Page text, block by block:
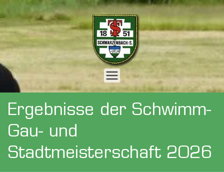
Inhalt
springen
Webseite
der
aft 1851 e.
Ergebnisse der Schwimm-
Gau- und
Stadtmeisterschaft 2026